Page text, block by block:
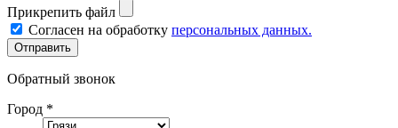
Прикрепить файл
Согласен на обработку персональных данных.
Обратный звонок
Город *